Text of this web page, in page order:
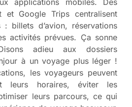
et Google Trips centralisent
billets d’avion, réservations
activités prévues. Ça sonne
adieu aux dossiers
à un voyage plus léger !
les voyageurs peuvent
leurs horaires, éviter les
leurs parcours, ce qui